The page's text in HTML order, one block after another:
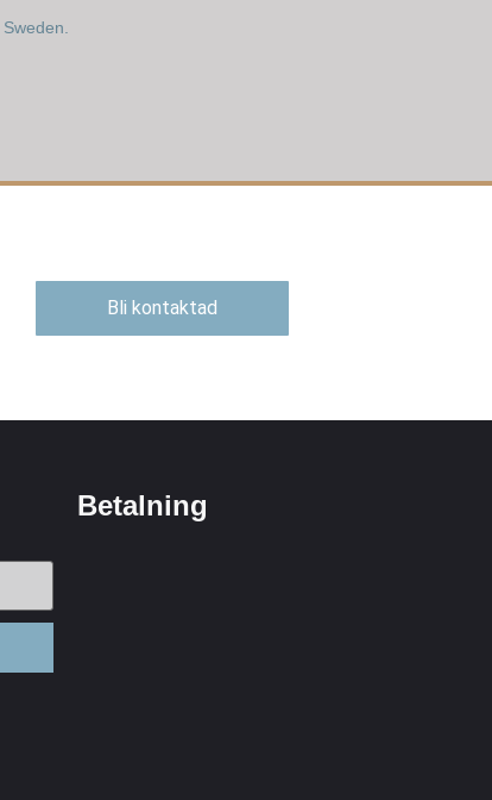
Bli kontaktad
Betalning